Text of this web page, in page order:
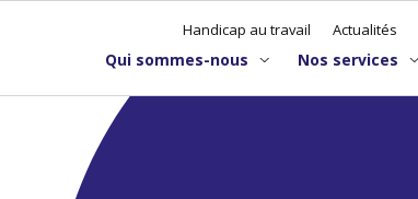
Handicap au travail Actualités
Qui sommes-nous Nos services